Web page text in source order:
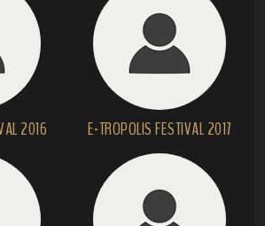
2016 E-TROPOLIS FESTIVAL 2017